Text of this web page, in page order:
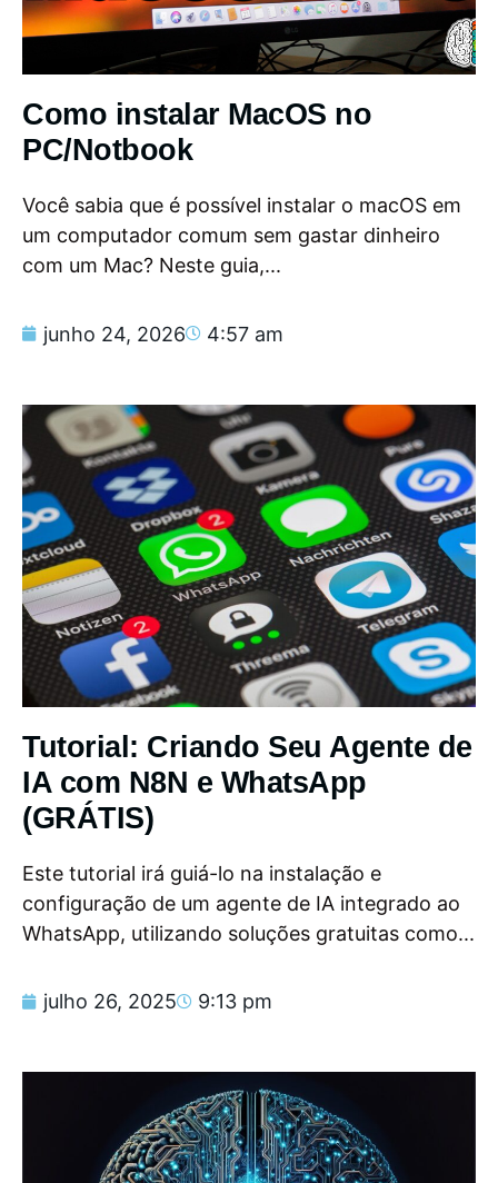
Como instalar MacOS no
PC/Notbook
Você sabia que é possível instalar o macOS em
um computador comum sem gastar dinheiro
com um Mac? Neste guia,...
junho 24, 2026 4:57 am
Tutorial: Criando Seu Agente de
IA com N8N e WhatsApp
(GRÁTIS)
Este tutorial irá guiá-lo na instalação e
configuração de um agente de IA integrado ao
WhatsApp, utilizando soluções gratuitas como...
julho 26, 2025 9:13 pm